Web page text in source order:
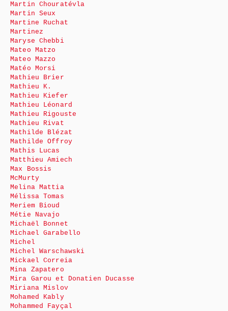
Martin Chouratévla
Martin Seux
Martine Ruchat
Martinez
Maryse Chebbi
Mateo Matzo
Mateo Mazzo
Matéo Morsi
Mathieu Brier
Mathieu K.
Mathieu Kiefer
Mathieu Léonard
Mathieu Rigouste
Mathieu Rivat
Mathilde Blézat
Mathilde Offroy
Mathis Lucas
Matthieu Amiech
Max Bossis
McMurty
Melina Mattia
Mélissa Tomas
Meriem Bioud
Métie Navajo
Michaël Bonnet
Michael Garabello
Michel
Michel Warschawski
Mickael Correia
Mina Zapatero
Mira Garou et Donatien Ducasse
Miriana Mislov
Mohamed Kably
Mohammed Fayçal